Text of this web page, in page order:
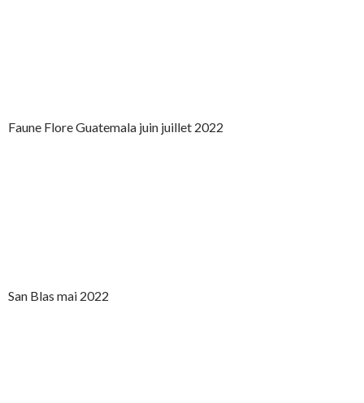
Faune Flore Guatemala juin juillet 2022
San Blas mai 2022